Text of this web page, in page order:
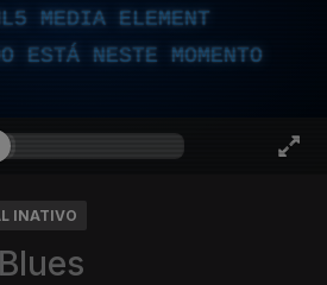
MEDIA ELEMENT
ESTÁ NESTE MOMENTO
INATIVO